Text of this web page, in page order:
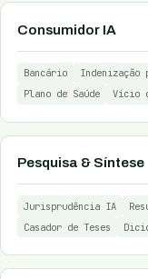
Consumidor IA
Bancário Indenização
Plano de Saúde
Vício
Pesquisa & Síntese
Jurisprudência IA
Casador de Teses